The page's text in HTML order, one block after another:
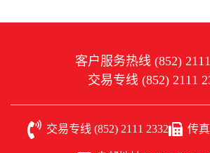
客户服务热线 (852)
交易专线 (852) 2111
交易专线 (852) 2111 2332 传